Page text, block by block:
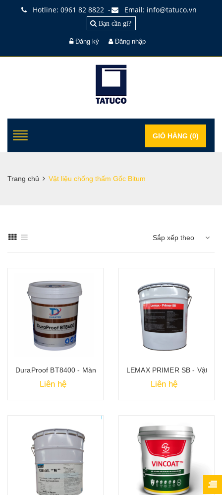
Hotline: 0961 82 8822- Email: info@tatuco.vn
Bạn cần gì?
Đăng ký Đăng nhập
GIỎ HÀNG (0)
Trang chủ Vật liệu chống thấm Gốc Bitum
Sắp xếp theo
DuraProof BT8400 - Màng lỏng chống thấm Bitum Polyme gốc
Liên hệ
LEMAX PRIMER SB - Vật
Liên hệ